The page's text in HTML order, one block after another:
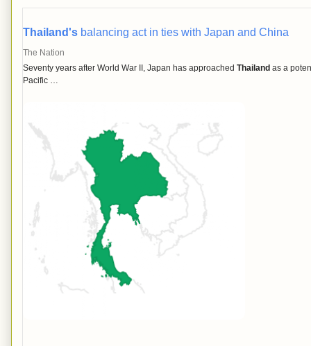
Thailand's balancing act in ties with Japan and China
The Nation
Seventy years after World War II, Japan has approached Thailand as a
Pacific …